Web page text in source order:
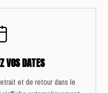
VOS DATES
et de retour dans le